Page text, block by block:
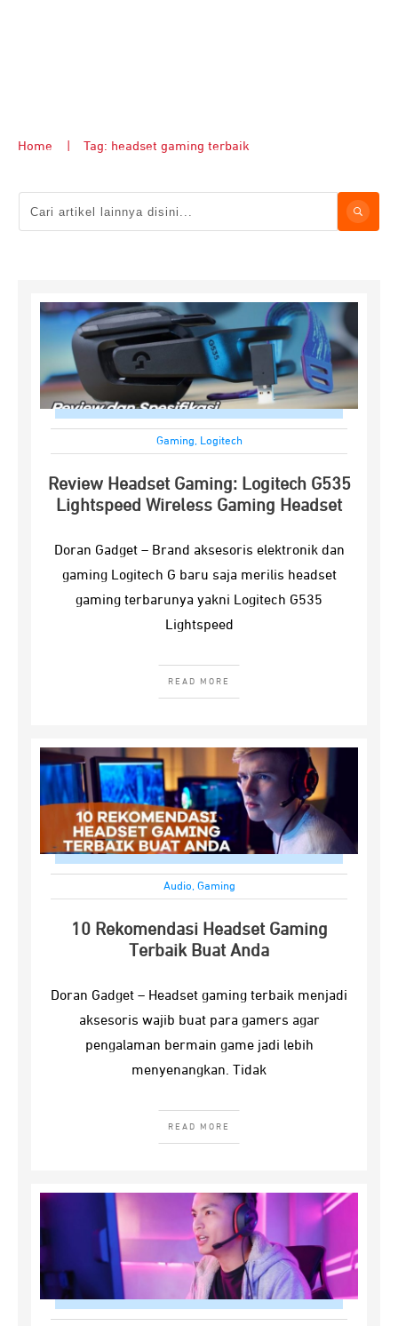
Home Tag: headset gaming terbaik
Gaming, Logitech
Review Headset Gaming: Logitech G535
Lightspeed Wireless Gaming Headset
Doran Gadget – Brand aksesoris elektronik dan
gaming Logitech G baru saja merilis headset
gaming terbarunya yakni Logitech G535
Lightspeed
READ MORE
Audio, Gaming
10 Rekomendasi Headset Gaming
Terbaik Buat Anda
Doran Gadget – Headset gaming terbaik menjadi
aksesoris wajib buat para gamers agar
pengalaman bermain game jadi lebih
menyenangkan. Tidak
READ MORE